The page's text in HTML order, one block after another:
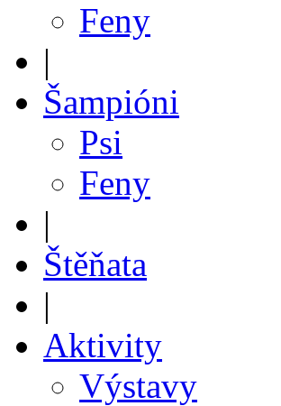
Feny
|
Šampióni
Psi
Feny
|
Štěňata
|
Aktivity
Výstavy